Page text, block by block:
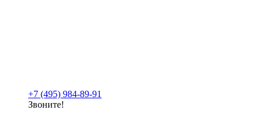
+7 (495) 984-89-91
Звоните!